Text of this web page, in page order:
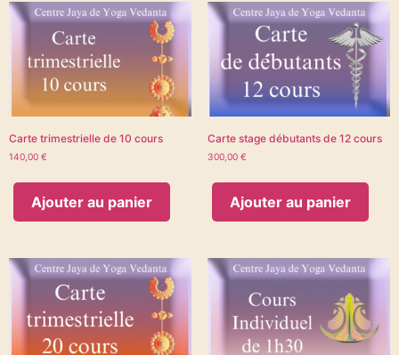
Carte trimestrielle de 10 cours
140,00 €
Ajouter au panier
Carte stage débutants de 12 cours
300,00 €
Ajouter au panier